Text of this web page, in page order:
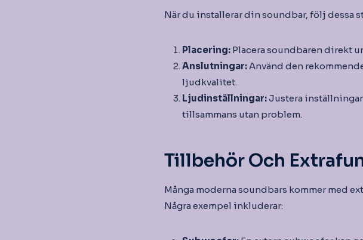
När du installerar din soundbar, följ dessa
Placering: Placera soundbaren direkt
Anslutningar:Använd den
ljudkvalitet.
Ljudinställningar:Justera
tillsammans utan problem.
Tillbehör Och
Många moderna soundbars kommer med
Några exempel inkluderar: